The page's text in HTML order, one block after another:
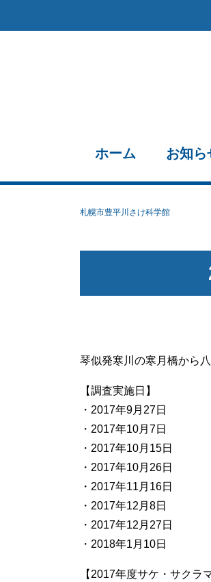
ホーム お知ら
札幌市豊平川さけ科学館
琴似発寒川の寒月橋から
【調査実施日】
・2017年9月27日
・2017年10月7日
・2017年10月15日
・2017年10月26日
・2017年11月16日
・2017年12月8日
・2017年12月27日
・2018年1月10日
【2017年度サケ・サクラ